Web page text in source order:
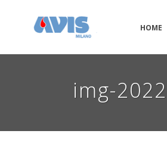
HOME
img-